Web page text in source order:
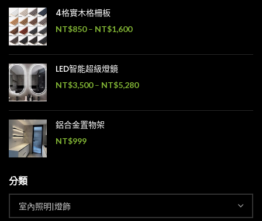
4格實木格柵板
NT$850 – NT$1,600
LED智能超級燈鏡
NT$3,500 – NT$5,280
鋁合金置物架
NT$999
分類